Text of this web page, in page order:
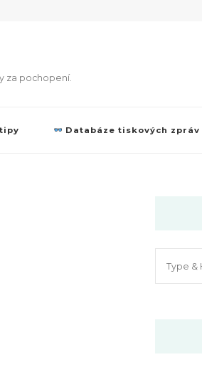
za pochopení.
Databáze tiskových zpráv